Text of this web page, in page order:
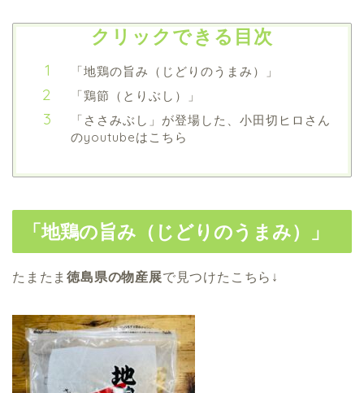
クリックできる目次
「地鶏の旨み（じどりのうまみ）」
「鶏節（とりぶし）」
「ささみぶし」が登場した、小田切ヒロさん
のyoutubeはこちら
「地鶏の旨み（じどりのうまみ）」
たまたま徳島県の物産展で見つけたこちら↓